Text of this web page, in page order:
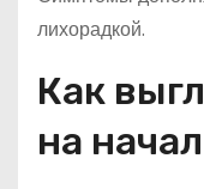
лихорадкой.
Как
на